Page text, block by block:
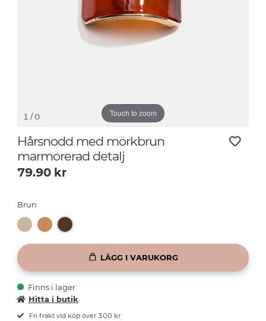
Touch to zoom
1 / 0
Hårsnodd med mörkbrun
marmorerad detalj
79.90 kr
Brun
LÄGG I VARUKORG
Finns i lager
Hitta i butik
Fri frakt vid köp över 300 kr